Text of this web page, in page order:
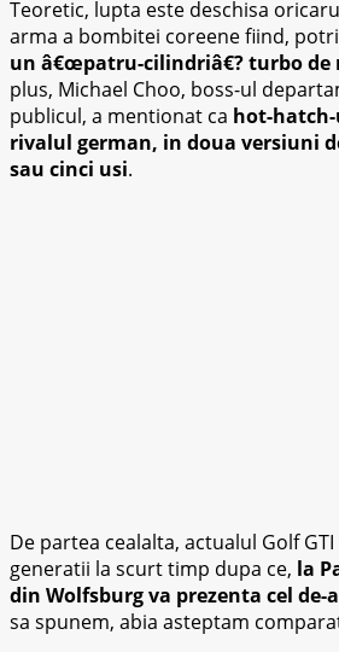
Teoretic, lupta este deschisa
arma a bombitei coreene fiind,
un â€œpatru-cilindriâ€? turbo de
plus, Michael Choo, boss-ul
publicul, a mentionat ca hot-
rivalul german, in doua versiuni
sau cinci usi.
De partea cealalta, actualul Golf
generatii la scurt timp dupa ce, la
din Wolfsburg va prezenta cel de-
sa spunem, abia asteptam